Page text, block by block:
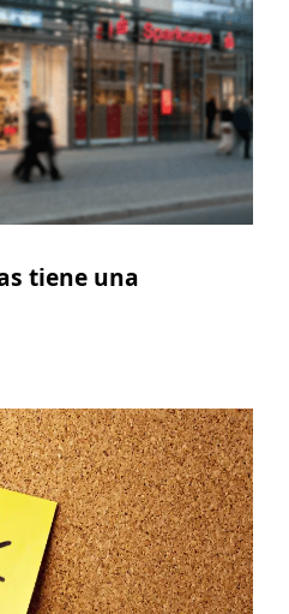
tiene una